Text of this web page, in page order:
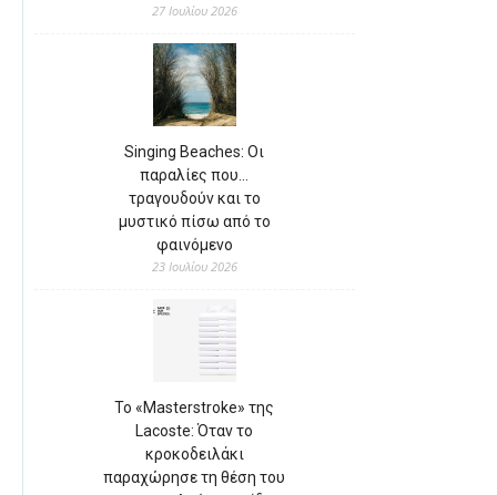
27 Ιουλίου 2026
Singing Beaches: Οι
παραλίες που…
τραγουδούν και το
μυστικό πίσω από το
φαινόμενο
23 Ιουλίου 2026
Το «Masterstroke» της
Lacoste: Όταν το
κροκοδειλάκι
παραχώρησε τη θέση του